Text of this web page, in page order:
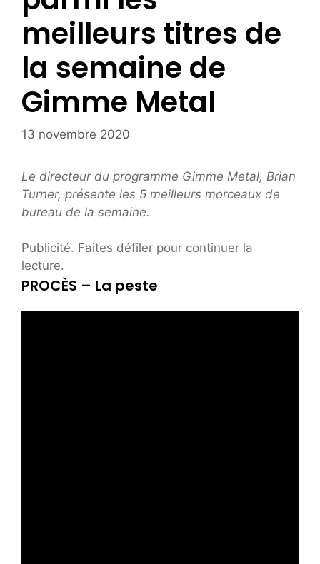
meilleurs titres de
la semaine de
Gimme Metal
13 novembre 2020
Le directeur du programme Gimme Metal, Brian
Turner, présente les 5 meilleurs morceaux de
bureau de la semaine.
Publicité. Faites défiler pour continuer la
lecture.
PROCÈS – La peste